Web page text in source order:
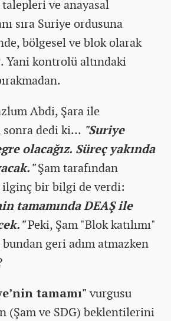
ve anayasal
sıra Suriye ordusuna
bölgesel ve blok olarak
Yani kontrolü altındaki
Abdi, Şara ile
sonra dedi ki… "Suriye
olacağız. Süreç yakında
Şam tarafından
bir bilgi de verdi:
tamamında DEAŞ ile
Peki, Şam "Blok katılımı"
geri adım atmazken
tamamı"vurgusu
(Şam ve SDG) beklentilerini